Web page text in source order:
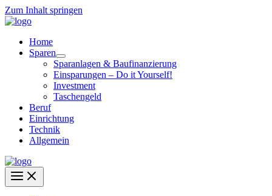
Zum Inhalt springen
Home
Sparen
Sparanlagen & Baufinanzierung
Einsparungen – Do it Yourself!
Investment
Taschengeld
Beruf
Einrichtung
Technik
Allgemein